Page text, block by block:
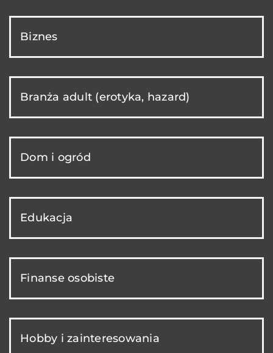
Biznes
Branża adult (erotyka, hazard)
Dom i ogród
Edukacja
Finanse osobiste
Hobby i zainteresowania